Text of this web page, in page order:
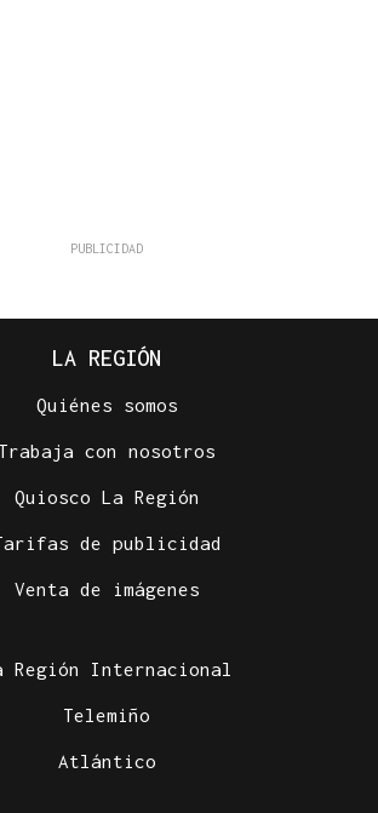
LA REGIÓN
Quiénes somos
Trabaja con nosotros
Quiosco La Región
de publicidad
Venta de imágenes
Región Internacional
Telemiño
Atlántico